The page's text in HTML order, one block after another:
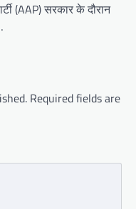
(AAP) सरकार के दौरान
Required fields are